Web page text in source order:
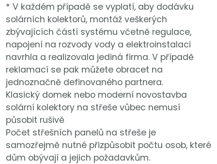
* V každém případě se vyplatí, aby dodávku
solárních kolektorů, montáž veškerých
zbývajících částí systému včetně regulace,
napojení na rozvody vody a elektroinstalaci
navrhla a realizovala jediná firma. V případě
reklamací se pak můžete obracet na
jednoznačně definovaného partnera.
Klasický domek nebo moderní novostavba
solární kolektory na střeše vůbec nemusí
působit rušivě
Počet střešních panelů na střeše je
samozřejmě nutné přizpůsobit počtu osob, které
dům obývají a jejich požadavkům.